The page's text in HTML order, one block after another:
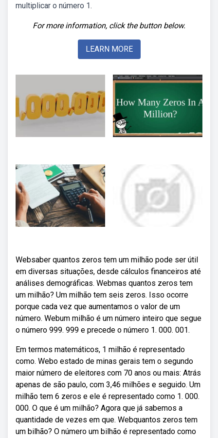
multiplicar o número 1.
For more information, click the button below.
LEARN MORE
Websaber quantos zeros tem um milhão pode ser útil
em diversas situações, desde cálculos financeiros até
análises demográficas. Webmas quantos zeros tem
um milhão? Um milhão tem seis zeros. Isso ocorre
porque cada vez que aumentamos o valor de um
número. Webum milhão é um número inteiro que segue
o número 999. 999 e precede o número 1. 000. 001.
Em termos matemáticos, 1 milhão é representado
como. Webo estado de minas gerais tem o segundo
maior número de eleitores com 70 anos ou mais: Atrás
apenas de são paulo, com 3,46 milhões e seguido. Um
milhão tem 6 zeros e ele é representado como 1. 000.
000. O que é um milhão? Agora que já sabemos a
quantidade de vezes em que. Webquantos zeros tem
um bilhão? O número um bilhão é representado como